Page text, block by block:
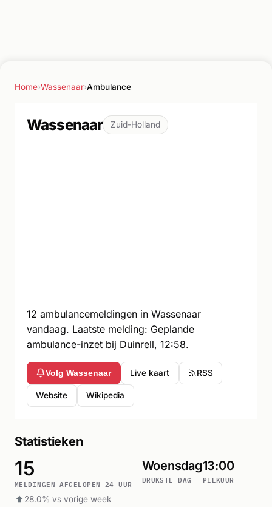
Home›Wassenaar›Ambulance
Wassenaar Zuid-Holland
12 ambulancemeldingen in Wassenaar
vandaag. Laatste melding: Geplande
ambulance-inzet bij Duinrell, 12:58.
Volg Wassenaar Live kaart RSS
Website Wikipedia
Statistieken
15
MELDINGEN AFGELOPEN 24 UUR
28.0% vs vorige week
Woensdag
DRUKSTE DAG
13:00
PIEKUUR